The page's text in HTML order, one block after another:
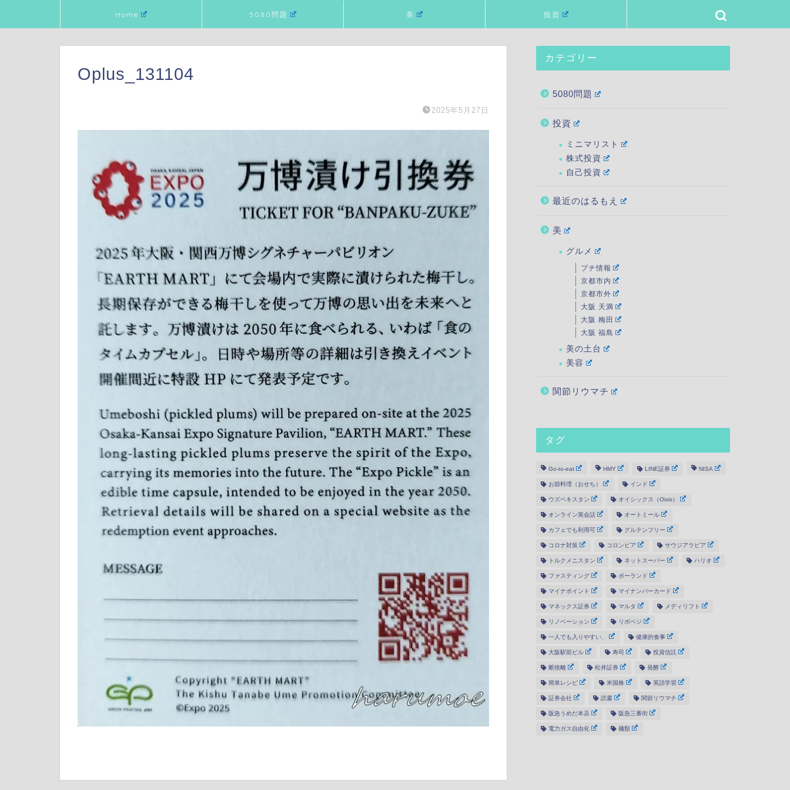
Home 5080問題 美 投資
Oplus_131104
2025年5月27日
カテゴリー
5080問題
投資
ミニマリスト
株式投資
自己投資
最近のはるもえ
美
グルメ
プチ情報
京都市内
京都市外
大阪 天満
大阪 梅田
大阪 福島
美の土台
美容
関節リウマチ
タグ
Go-to-eat HMY LINE証券 NISA
お節料理（おせち） インド
ウズベキスタン オイシックス（Oixis）
オンライン英会話 オートミール
カフェでも利用可 グルテンフリー
コロナ対策 コロンビア サウジアラビア
トルクメニスタン ネットスーパー ハリオ
ファスティング ポーランド
マイナポイント マイナンバーカード
マネックス証券 マルタ メディリフト
リノベーション リボベジ
一人でも入りやすい、 健康的食事
大阪駅前ビル 寿司 投資信託
断捨離 松井証券 発酵
簡単レシピ 米国株 英語学習
証券会社 読書 関節リウマチ
阪急うめだ本店 阪急三番街
電力ガス自由化 麺類